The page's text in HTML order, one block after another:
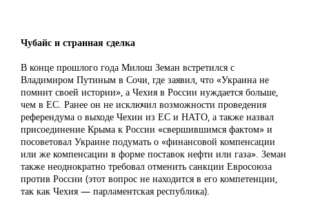
Чубайс и странная сделка
В конце прошлого года Милош Земан встретился с
Владимиром Путиным в Сочи, где заявил, что «Украина не
помнит своей истории», а Чехия в России нуждается больше,
чем в ЕС. Ранее он не исключил возможности проведения
референдума о выходе Чехии из ЕС и НАТО, а также назвал
присоединение Крыма к России «свершившимся фактом» и
посоветовал Украине подумать о «финансовой компенсации
или же компенсации в форме поставок нефти или газа». Земан
также неоднократно требовал отменить санкции Евросоюза
против России (этот вопрос не находится в его компетенции,
так как Чехия — парламентская республика).